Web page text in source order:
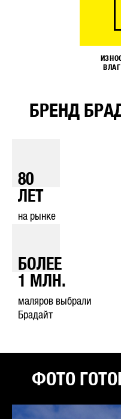
БРЕНД
80
ЛЕТ
на рынке
БОЛЕЕ
1
МЛН.
маляров выбрали
Брадайт
ФОТО